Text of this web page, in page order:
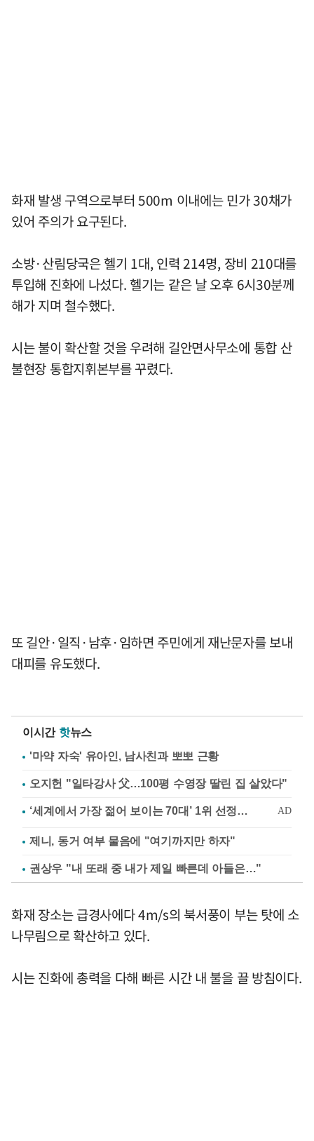
화재 발생 구역으로부터 500m 이내에는 민가 30채가
있어 주의가 요구된다.
소방·산림당국은 헬기 1대, 인력 214명, 장비 210대를
투입해 진화에 나섰다. 헬기는 같은 날 오후 6시30분께
해가 지며 철수했다.
시는 불이 확산할 것을 우려해 길안면사무소에 통합 산
불현장 통합지휘본부를 꾸렸다.
또 길안·일직·남후·임하면 주민에게 재난문자를 보내
대피를 유도했다.
이시간 핫뉴스
'마약 자숙' 유아인, 남사친과 뽀뽀 근황
오지헌 "일타강사 父…100평 수영장 딸린 집 살았다"
제니, 동거 여부 물음에 "여기까지만 하자"
권상우 "내 또래 중 내가 제일 빠른데 아들은…"
화재 장소는 급경사에다 4m/s의 북서풍이 부는 탓에 소
나무림으로 확산하고 있다.
시는 진화에 총력을 다해 빠른 시간 내 불을 끌 방침이다.